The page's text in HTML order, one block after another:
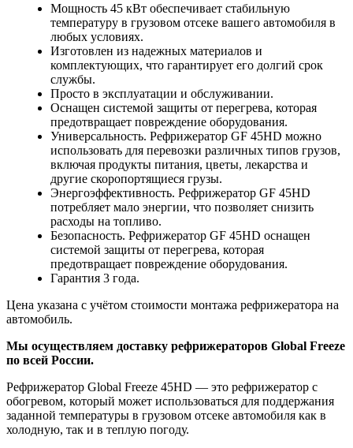
Мощность 45 кВт обеспечивает стабильную
температуру в грузовом отсеке вашего автомобиля в
любых условиях.
Изготовлен из надежных материалов и
комплектующих, что гарантирует его долгий срок
службы.
Просто в эксплуатации и обслуживании.
Оснащен системой защиты от перегрева, которая
предотвращает повреждение оборудования.
Универсальность. Рефрижератор GF 45HD можно
использовать для перевозки различных типов грузов,
включая продукты питания, цветы, лекарства и
другие скоропортящиеся грузы.
Энергоэффективность. Рефрижератор GF 45HD
потребляет мало энергии, что позволяет снизить
расходы на топливо.
Безопасность. Рефрижератор GF 45HD оснащен
системой защиты от перегрева, которая
предотвращает повреждение оборудования.
Гарантия 3 года.
Цена указана с учётом стоимости монтажа рефрижератора на
автомобиль.
Мы осуществляем доставку рефрижераторов Global Freeze
по всей России.
Рефрижератор Global Freeze 45HD — это рефрижератор с
обогревом, который может использоваться для поддержания
заданной температуры в грузовом отсеке автомобиля как в
холодную, так и в теплую погоду.